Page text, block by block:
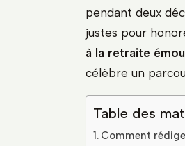
pendant deux
justes pour
à la retraite
célèbre un
Table des
Comment